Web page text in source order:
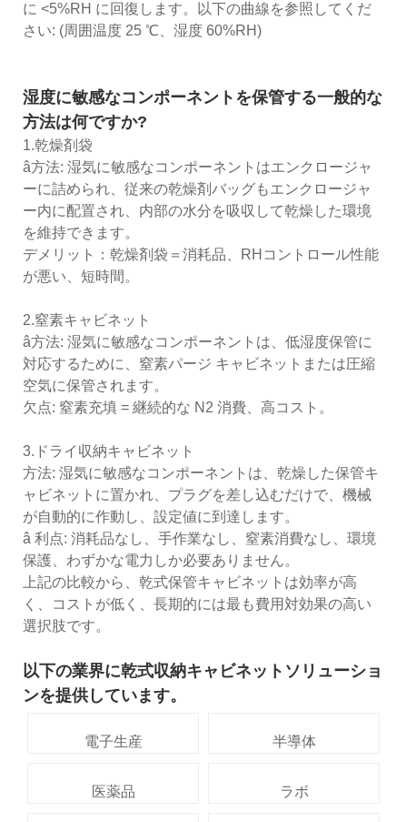
に <5%RH に回復します。以下の曲線を参照してくだ
さい: (周囲温度 25 ℃、湿度 60%RH)
湿度に敏感なコンポーネントを保管する一般的な
方法は何ですか?
1.乾燥剤袋
â方法: 湿気に敏感なコンポーネントはエンクロージャ
ーに詰められ、従来の乾燥剤バッグもエンクロージャ
ー内に配置され、内部の水分を吸収して乾燥した環境
を維持できます。
デメリット：乾燥剤袋＝消耗品、RHコントロール性能
が悪い、短時間。
2.窒素キャビネット
â方法: 湿気に敏感なコンポーネントは、低湿度保管に
対応するために、窒素パージ キャビネットまたは圧縮
空気に保管されます。
欠点: 窒素充填 = 継続的な N2 消費、高コスト。
3.ドライ収納キャビネット
方法: 湿気に敏感なコンポーネントは、乾燥した保管キ
ャビネットに置かれ、プラグを差し込むだけで、機械
が自動的に作動し、設定値に到達します。
â 利点: 消耗品なし、手作業なし、窒素消費なし、環境
保護、わずかな電力しか必要ありません。
上記の比較から、乾式保管キャビネットは効率が高
く、コストが低く、長期的には最も費用対効果の高い
選択肢です。
以下の業界に乾式収納キャビネットソリューショ
ンを提供しています。
電子生産 半導体
医薬品 ラボ